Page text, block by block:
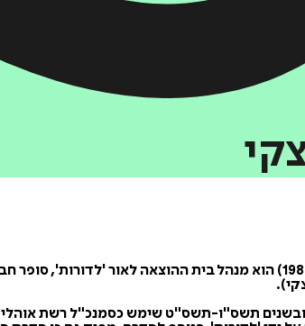
הרב שמואל ביסטריצקי (יליד שנת תשמ"ג - 1983) הוא מנהל בית
ובשנים תשס"ו-תשס"ט שימש כסמנכ"ל רשת